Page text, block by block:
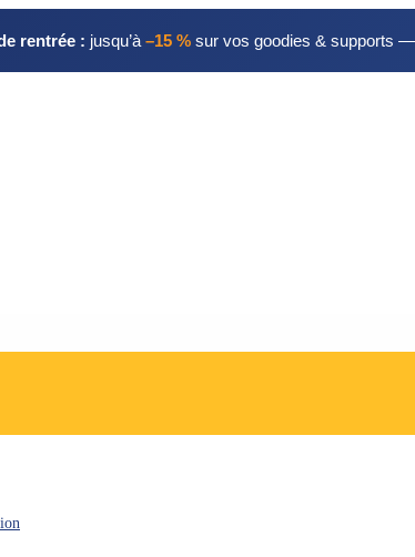
rentrée : jusqu’à –15 % sur vos goodies & supports —